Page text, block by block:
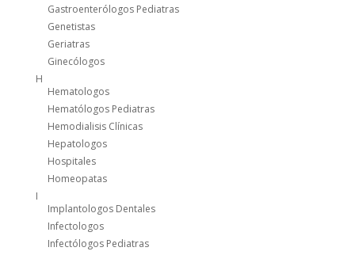
Gastroenterólogos Pediatras
Genetistas
Geriatras
Ginecólogos
H
Hematologos
Hematólogos Pediatras
Hemodialisis Clínicas
Hepatologos
Hospitales
Homeopatas
I
Implantologos Dentales
Infectologos
Infectólogos Pediatras